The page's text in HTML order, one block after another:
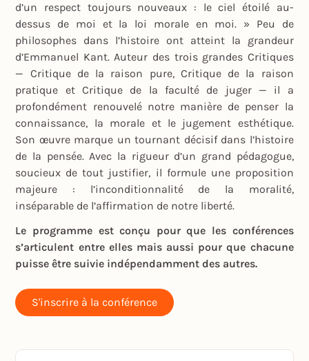
d’un respect toujours nouveaux : le ciel étoilé au-
dessus de moi et la loi morale en moi. » Peu de
philosophes dans l’histoire ont atteint la grandeur
d’Emmanuel Kant. Auteur des trois grandes Critiques
— Critique de la raison pure, Critique de la raison
pratique et Critique de la faculté de juger — il a
profondément renouvelé notre manière de penser la
connaissance, la morale et le jugement esthétique.
Son œuvre marque un tournant décisif dans l’histoire
de la pensée. Avec la rigueur d’un grand pédagogue,
soucieux de tout justifier, il formule une proposition
majeure : l’inconditionnalité de la moralité,
inséparable de l’affirmation de notre liberté.
Le programme est conçu pour que les conférences
s’articulent entre elles mais aussi pour que chacune
puisse être suivie indépendamment des autres.
S'inscrire à la conférence